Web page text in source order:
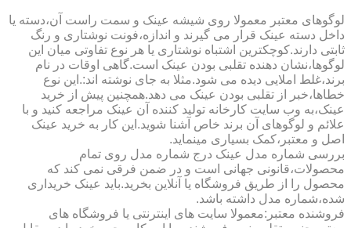
لوگوهای معتبر معمولا روی شیشه عینک و سمت راست آن،دسته یا
داخل دسته عینک قرار می گیرند و اندازه،فونت نوشتاری و رنگ
ثابتی دارند.کوچکترین اشتباه نوشتاری یا هر نوع تفاوتی میان این
لوگوها،نشان دهنده تقلبی بودن عینک است.گاهی اوقات در نام
برند،غلط املایی دیده می شود.مثلا به جای نوشته اند:.این نوع
خطاها،خبر از تقلبی بودن عینک می دهد.همچنین پیش از خرید
عینک،به وب سایت کارخانه تولید کننده آن عینک مراجعه کنید و با
علائم و لوگوهای آن برند خاص آشنا شوید.این کار به خرید عینک
اصل و معتبر،کمک بسیاری مینماید.
بررسی شماره مدل عینک درج شماره مدل روی تمام
محصولات،قانونی جهانی است و در ضمن فرقی نمی کند که
محصول را از طریق فروشگاه یا آنلاین بخرید.باید عینک خریداری
شده،شماره مدل داشته باشد.
فروشنده معتبر:معمولا سایت های اینترنتی یا فروشگاه های